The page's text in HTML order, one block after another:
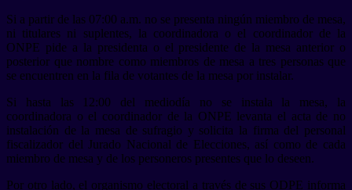
Si a partir de las 07:00 a.m. no se presenta ningún miembro de mesa,
ni titulares ni suplentes, la coordinadora o el coordinador de la
ONPE pide a la presidenta o el presidente de la mesa anterior o
posterior que nombre como miembros de mesa a tres personas que
se encuentren en la fila de votantes de la mesa por instalar.
Si hasta las 12:00 del mediodía no se instala la mesa, la
coordinadora o el coordinador de la ONPE levanta el acta de no
instalación de la mesa de sufragio y solicita la firma del personal
fiscalizador del Jurado Nacional de Elecciones, así como de cada
miembro de mesa y de los personeros presentes que lo deseen.
Por otro lado, el organismo electoral a través de sus ODPE informa